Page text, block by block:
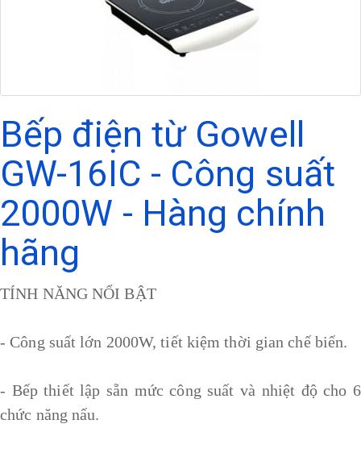
Bếp điện từ Gowell
GW-16IC - Công suất
2000W - Hàng chính
hãng
TÍNH NĂNG NỔI BẬT
- Công suất lớn 2000W, tiết kiệm thời gian chế biến.
- Bếp thiết lập sẵn mức công suất và nhiệt độ cho 6
chức năng nấu.